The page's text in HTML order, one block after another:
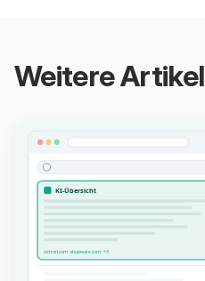
Weitere Artikel
KI-Übersicht
xictron.com · shopware.com · +3